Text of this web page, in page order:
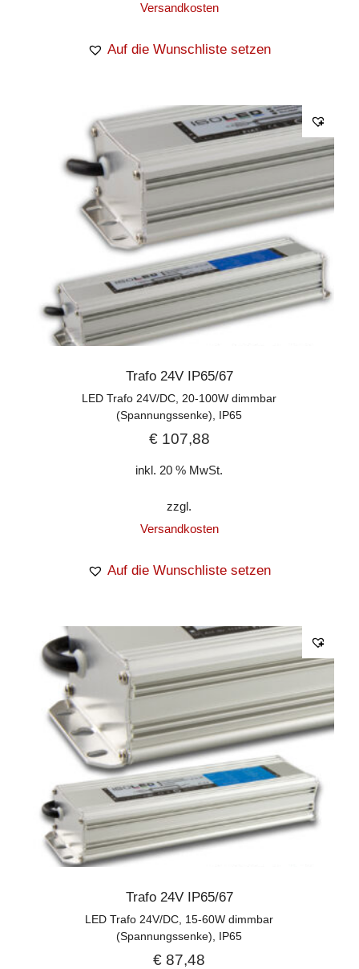
Versandkosten
Auf die Wunschliste setzen
Trafo 24V IP65/67
LED Trafo 24V/DC, 20-100W dimmbar
(Spannungssenke), IP65
€107,88
inkl. 20 % MwSt.
zzgl.
Versandkosten
Auf die Wunschliste setzen
Trafo 24V IP65/67
LED Trafo 24V/DC, 15-60W dimmbar
(Spannungssenke), IP65
€ 87,48